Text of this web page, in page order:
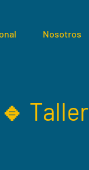
Nosotros
Taller